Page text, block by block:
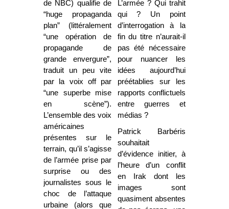
de NBC) qualifie de
“huge propaganda
plan” (littéralement
“une opération de
propagande de
grande envergure”,
traduit un peu vite
par la voix off par
“une superbe mise
en scène”).
L’ensemble des voix
américaines
présentes sur le
terrain, qu’il s’agisse
de l’armée prise par
surprise ou des
journalistes sous le
choc de l’attaque
urbaine (alors que
L’armée ? Qui trahit
qui ? Un point
d’interrogation à la
fin du titre n’aurait-il
pas été nécessaire
pour nuancer les
idées aujourd’hui
préétablies sur les
rapports conflictuels
entre guerres et
médias ?
Patrick Barbéris
souhaitait
d’évidence initier, à
l’heure d’un conflit
en Irak dont les
images sont
quasiment absentes